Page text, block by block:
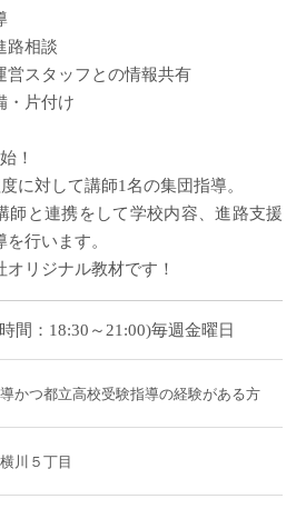
路相談
営スタッフとの情報共有
・片付け
！
に対して講師1名の集団指導。
と連携をして学校内容、進路支援
行います。
リジナル教材です！
間：18:30～21:00)毎週金曜日
かつ都立高校受験指導の経験がある方
川５丁目